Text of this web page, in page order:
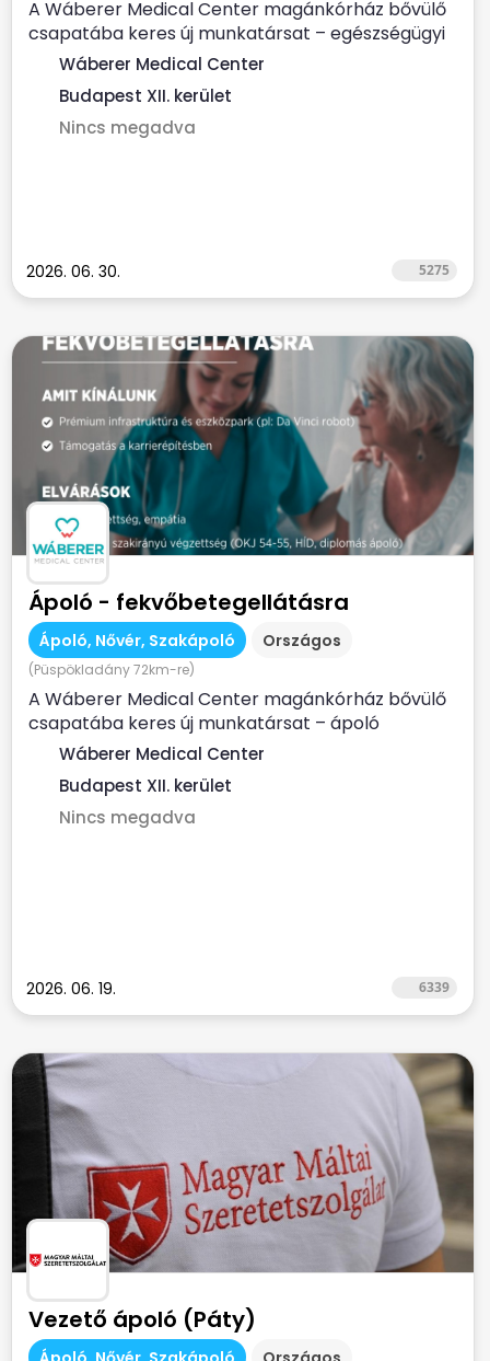
A Wáberer Medical Center magánkórház bővülő
csapatába keres új munkatársat – egészségügyi
asszisztensi...
Wáberer Medical Center
Budapest XII. kerület
Nincs megadva
2026. 06. 30. 5275
Ápoló - fekvőbetegellátásra
Ápoló, Nővér, Szakápoló Országos
(Püspökladány 72km-re)
A Wáberer Medical Center magánkórház bővülő
csapatába keres új munkatársat – ápoló
munkakörbe fekvőbeteg...
Wáberer Medical Center
Budapest XII. kerület
Nincs megadva
2026. 06. 19. 6339
Vezető ápoló (Páty)